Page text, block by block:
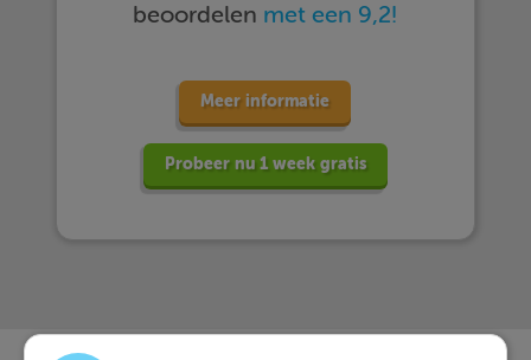
beoordelen met een 9,2!
Meer informatie
Probeer nu 1 week gratis